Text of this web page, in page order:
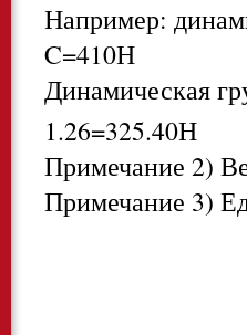
Например:
C=410Н
Динамическая
1.26=325.40Н
Примечание 2)
Примечание 3)